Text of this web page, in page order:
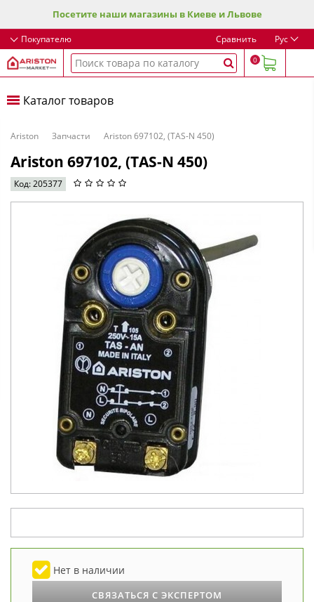
Посетите наши магазины в Киеве и Львове
Покупателю Сравнить Рус
0
Каталог товаров
Ariston Запчасти Ariston 697102, (TAS-N 450)
Ariston 697102, (TAS-N 450)
Код: 205377
Нет в наличии
СВЯЗАТЬСЯ С ЭКСПЕРТОМ